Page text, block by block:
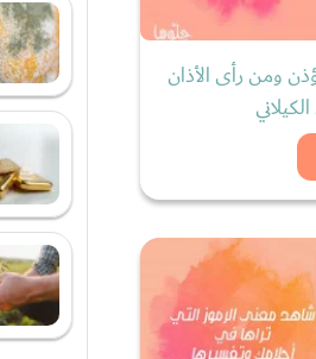
ومن رأى الأذان